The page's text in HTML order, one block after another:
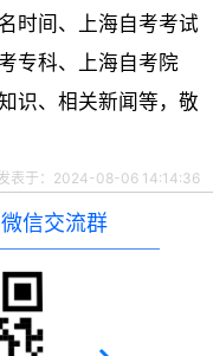
时间、上海自考考试
专科、上海自考院
识、相关新闻等，敬
表于：2024-08-06 14:14:36
微信交流群